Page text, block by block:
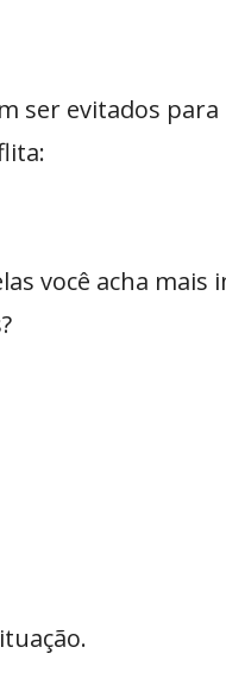
ser evitados
você acha mais